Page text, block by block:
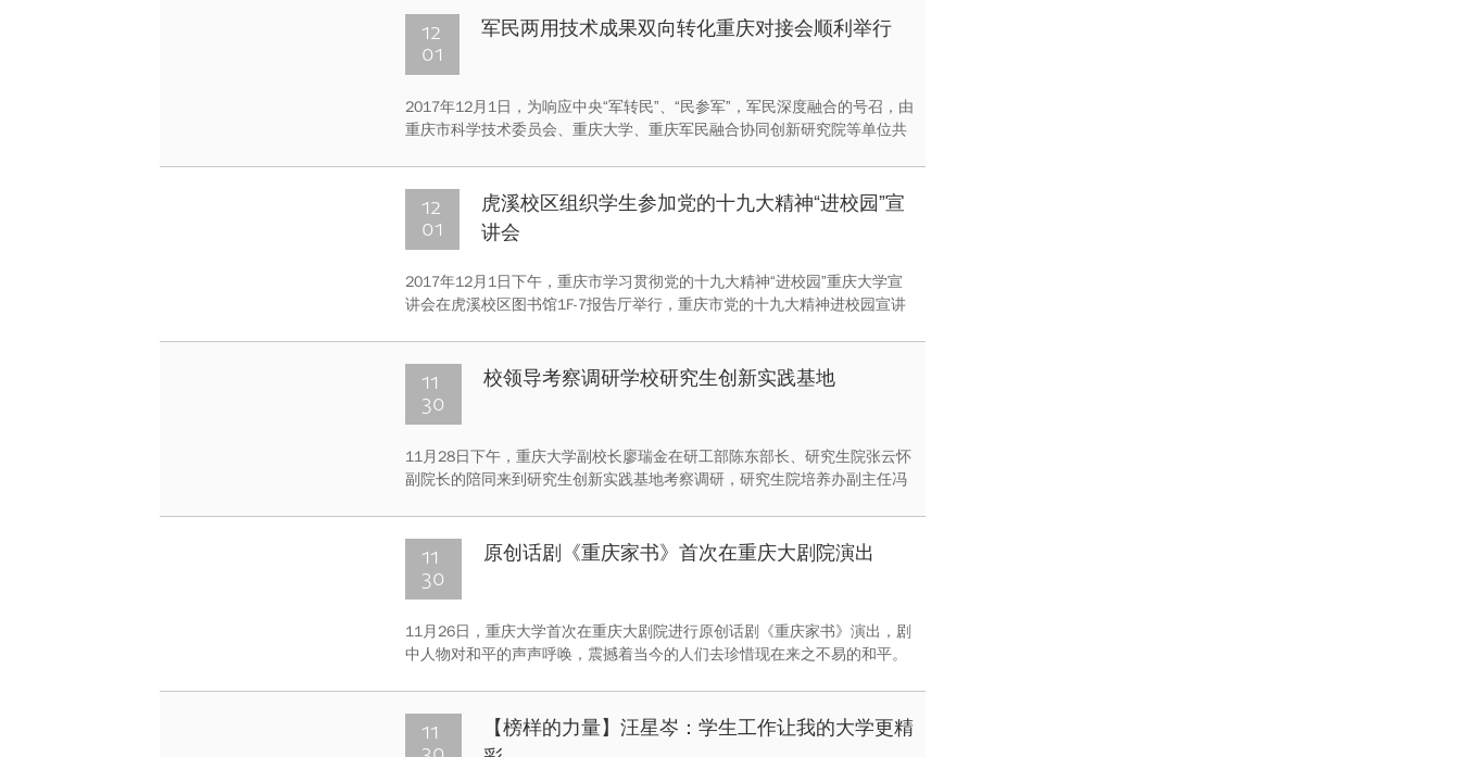
12
01
军民两用技术成果双向转化重庆对接会顺利举行
2017年12月1日，为响应中央“军转民”、“民参军”，军民深度融合的号召，由
重庆市科学技术委员会、重庆大学、重庆军民融合协同创新研究院等单位共
12
01
虎溪校区组织学生参加党的十九大精神“进校园”宣
讲会
2017年12月1日下午，重庆市学习贯彻党的十九大精神“进校园”重庆大学宣
讲会在虎溪校区图书馆1F-7报告厅举行，重庆市党的十九大精神进校园宣讲
11
30
校领导考察调研学校研究生创新实践基地
11月28日下午，重庆大学副校长廖瑞金在研工部陈东部长、研究生院张云怀
副院长的陪同来到研究生创新实践基地考察调研，研究生院培养办副主任冯
生许文杰等汇报了基地运行情况。
11
30
原创话剧《重庆家书》首次在重庆大剧院演出
11月26日，重庆大学首次在重庆大剧院进行原创话剧《重庆家书》演出，剧
中人物对和平的声声呼唤，震撼着当今的人们去珍惜现在来之不易的和平。
11
【榜样的力量】汪星岑：学生工作让我的大学更精